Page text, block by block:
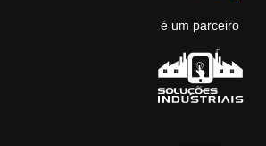
é um parceiro